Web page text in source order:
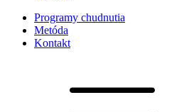
Programy chudnutia
Metóda
Kontakt